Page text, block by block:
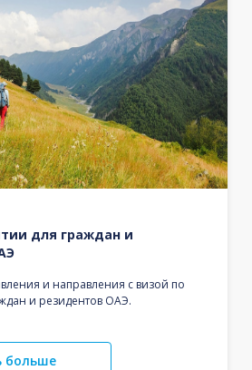
для граждан и
и направления с визой по
и резидентов ОАЭ.
больше